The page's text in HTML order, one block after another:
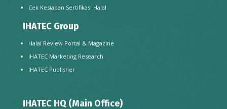
Cek Kesiapan Sertifikasi Halal
IHATEC Group
Halal Review Portal & Magazine
IHATEC Marketing Research
IHATEC Publisher
IHATEC HQ (Main Office)